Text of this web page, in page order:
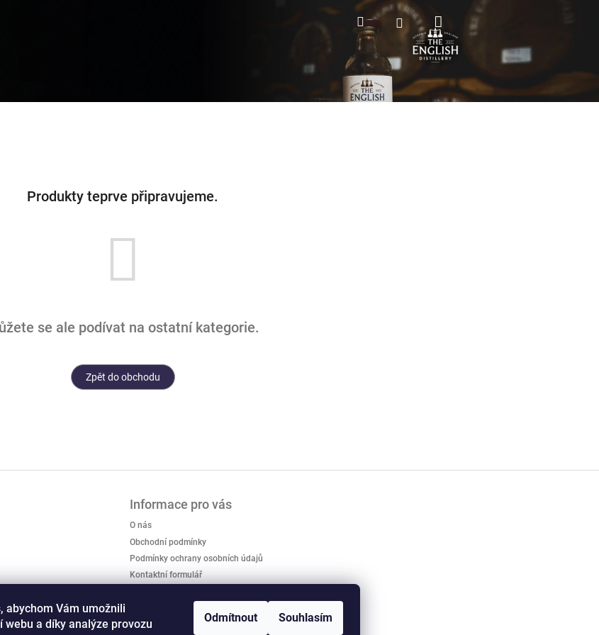
abychom Vám umožnili
webu a díky analýze provozu
Odmítnout Souhlasím
HledatPřihlášeníNákupní
košík
Produkty teprve připravujeme.
se ale podívat na ostatní kategorie.
Zpět do obchodu
Informace pro vás
O nás
Obchodní podmínky
Podmínky ochrany osobních údajů
Kontaktní formulář